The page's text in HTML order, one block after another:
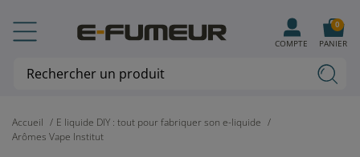
Accueil
E liquide DIY : tout pour fabriquer son e-liquide
Arômes Vape Institut
COMPTE PANIER
0